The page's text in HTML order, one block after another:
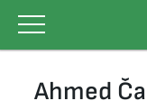
content
Ahmed